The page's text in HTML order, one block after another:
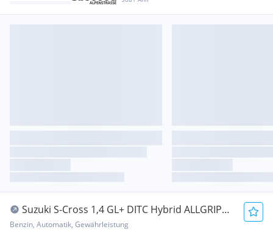
Suzuki S-Cross 1,4 GL+ DITC Hybrid ALLGRIP
shine Aut.
Benzin, Automatik, Gewährleistung